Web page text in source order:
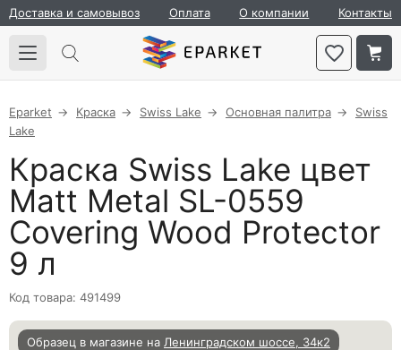
Доставка и самовывоз Оплата О компании Контакты
Eparket Краска Swiss Lake Основная палитра
Swiss
Lake
Краска Swiss Lake цвет
Matt Metal SL-0559
Covering Wood Protector
9 л
Код товара: 491499
Образец в магазине на Ленинградском шоссе, 34к2